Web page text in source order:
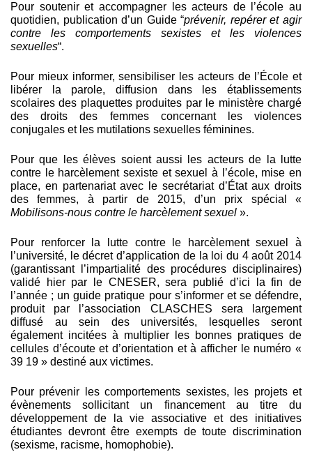
Pour soutenir et accompagner les acteurs de l’école au
quotidien, publication d’un Guide “prévenir, repérer et agir
contre les comportements sexistes et les violences
sexuelles“.
Pour mieux informer, sensibiliser les acteurs de l’École et
libérer la parole, diffusion dans les établissements
scolaires des plaquettes produites par le ministère chargé
des droits des femmes concernant les violences
conjugales et les mutilations sexuelles féminines.
Pour que les élèves soient aussi les acteurs de la lutte
contre le harcèlement sexiste et sexuel à l’école, mise en
place, en partenariat avec le secrétariat d’État aux droits
des femmes, à partir de 2015, d’un prix spécial «
Mobilisons-nous contre le harcèlement sexuel ».
Pour renforcer la lutte contre le harcèlement sexuel à
l’université, le décret d’application de la loi du 4 août 2014
(garantissant l’impartialité des procédures disciplinaires)
validé hier par le CNESER, sera publié d’ici la fin de
l’année ; un guide pratique pour s’informer et se défendre,
produit par l’association CLASCHES sera largement
diffusé au sein des universités, lesquelles seront
également incitées à multiplier les bonnes pratiques de
cellules d’écoute et d’orientation et à afficher le numéro «
39 19 » destiné aux victimes.
Pour prévenir les comportements sexistes, les projets et
évènements sollicitant un financement au titre du
développement de la vie associative et des initiatives
étudiantes devront être exempts de toute discrimination
(sexisme, racisme, homophobie).